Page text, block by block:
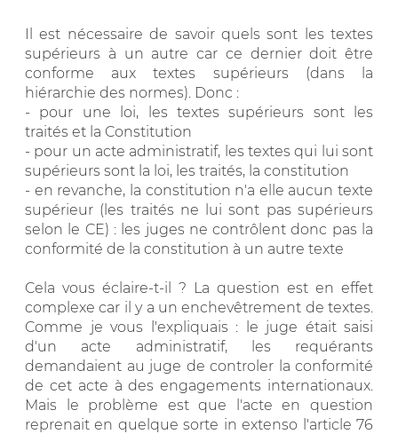
Il est nécessaire de savoir quels sont les textes
supérieurs à un autre car ce dernier doit être
conforme aux textes supérieurs (dans la
hiérarchie des normes). Donc :
- pour une loi, les textes supérieurs sont les
traités et la Constitution
- pour un acte administratif, les textes qui lui sont
supérieurs sont la loi, les traités, la constitution
- en revanche, la constitution n'a elle aucun texte
supérieur (les traités ne lui sont pas supérieurs
selon le CE) : les juges ne contrôlent donc pas la
conformité de la constitution à un autre texte
Cela vous éclaire-t-il ? La question est en effet
complexe car il y a un enchevêtrement de textes.
Comme je vous l'expliquais : le juge était saisi
d'un acte administratif, les requérants
demandaient au juge de controler la conformité
de cet acte à des engagements internationaux.
Mais le problème est que l'acte en question
reprenait en quelque sorte in extenso l'article 76